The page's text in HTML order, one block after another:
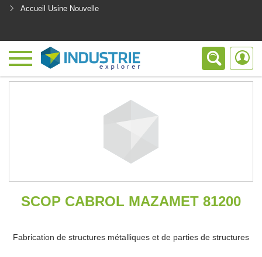
Accueil Usine Nouvelle
SCOP CABROL MAZAMET 81200
Fabrication de structures métalliques et de parties de structures